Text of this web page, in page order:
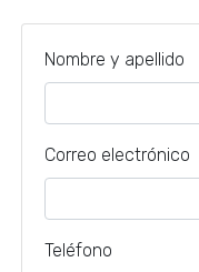
Nombre y apellido
Correo electrónico
Teléfono